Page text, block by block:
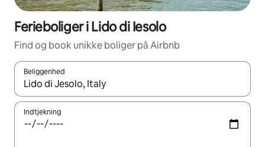
Ferieboliger i Lido di Iesolo
Find og book unikke boliger på Airbnb
Beliggenhed
Når resultaterne er tilgængelige, skal du navigere med
Indtjekning